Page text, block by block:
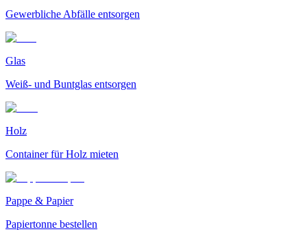
Gewerbliche Abfälle entsorgen
Glas
Weiß- und Buntglas entsorgen
Holz
Container für Holz mieten
Pappe & Papier
Papiertonne bestellen